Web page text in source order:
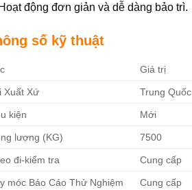
động đơn giản và dễ dàng bảo trì.
số kỹ thuật
Giá trị
Xuất Xứ Trung Quốc
kiện Mới
lượng (KG) 7500
đi-kiểm tra Cung cấp
móc Báo Cáo Thử Nghiệm Cung cấp